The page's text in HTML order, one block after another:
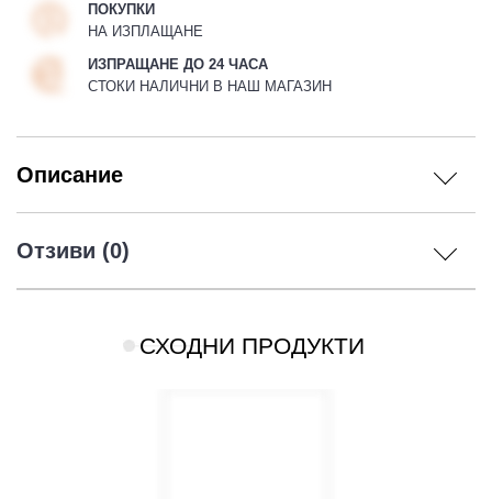
ЕКИПИРОВКА
ПОКУПКИ
НА ИЗПЛАЩАНЕ
ИЗПРАЩАНЕ ДО 24 ЧАСА
СТОКИ НАЛИЧНИ В НАШ МАГАЗИН
Описание
Отзиви (0)
СХОДНИ ПРОДУКТИ